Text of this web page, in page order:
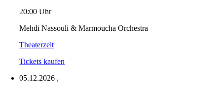
20:00 Uhr
Mehdi Nassouli & Marmoucha Orchestra
Theaterzelt
Tickets kaufen
05.12.2026 ,